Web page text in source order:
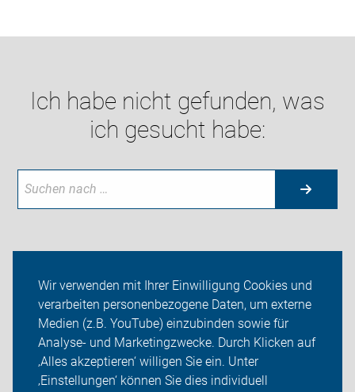
Wir verwenden mit Ihrer Einwilligung Cookies und
verarbeiten personenbezogene Daten, um externe
Medien (z.B. YouTube) einzubinden sowie für
Analyse- und Marketingzwecke. Durch Klicken auf
‚Alles akzeptieren‘ willigen Sie ein. Unter
‚Einstellungen‘ können Sie dies individuell
Ich habe nicht gefunden, was
ich gesucht habe:
ADFC Landshut / Dingolfing-Landau
Aktuelles/Lokale Infos
Sei dabei